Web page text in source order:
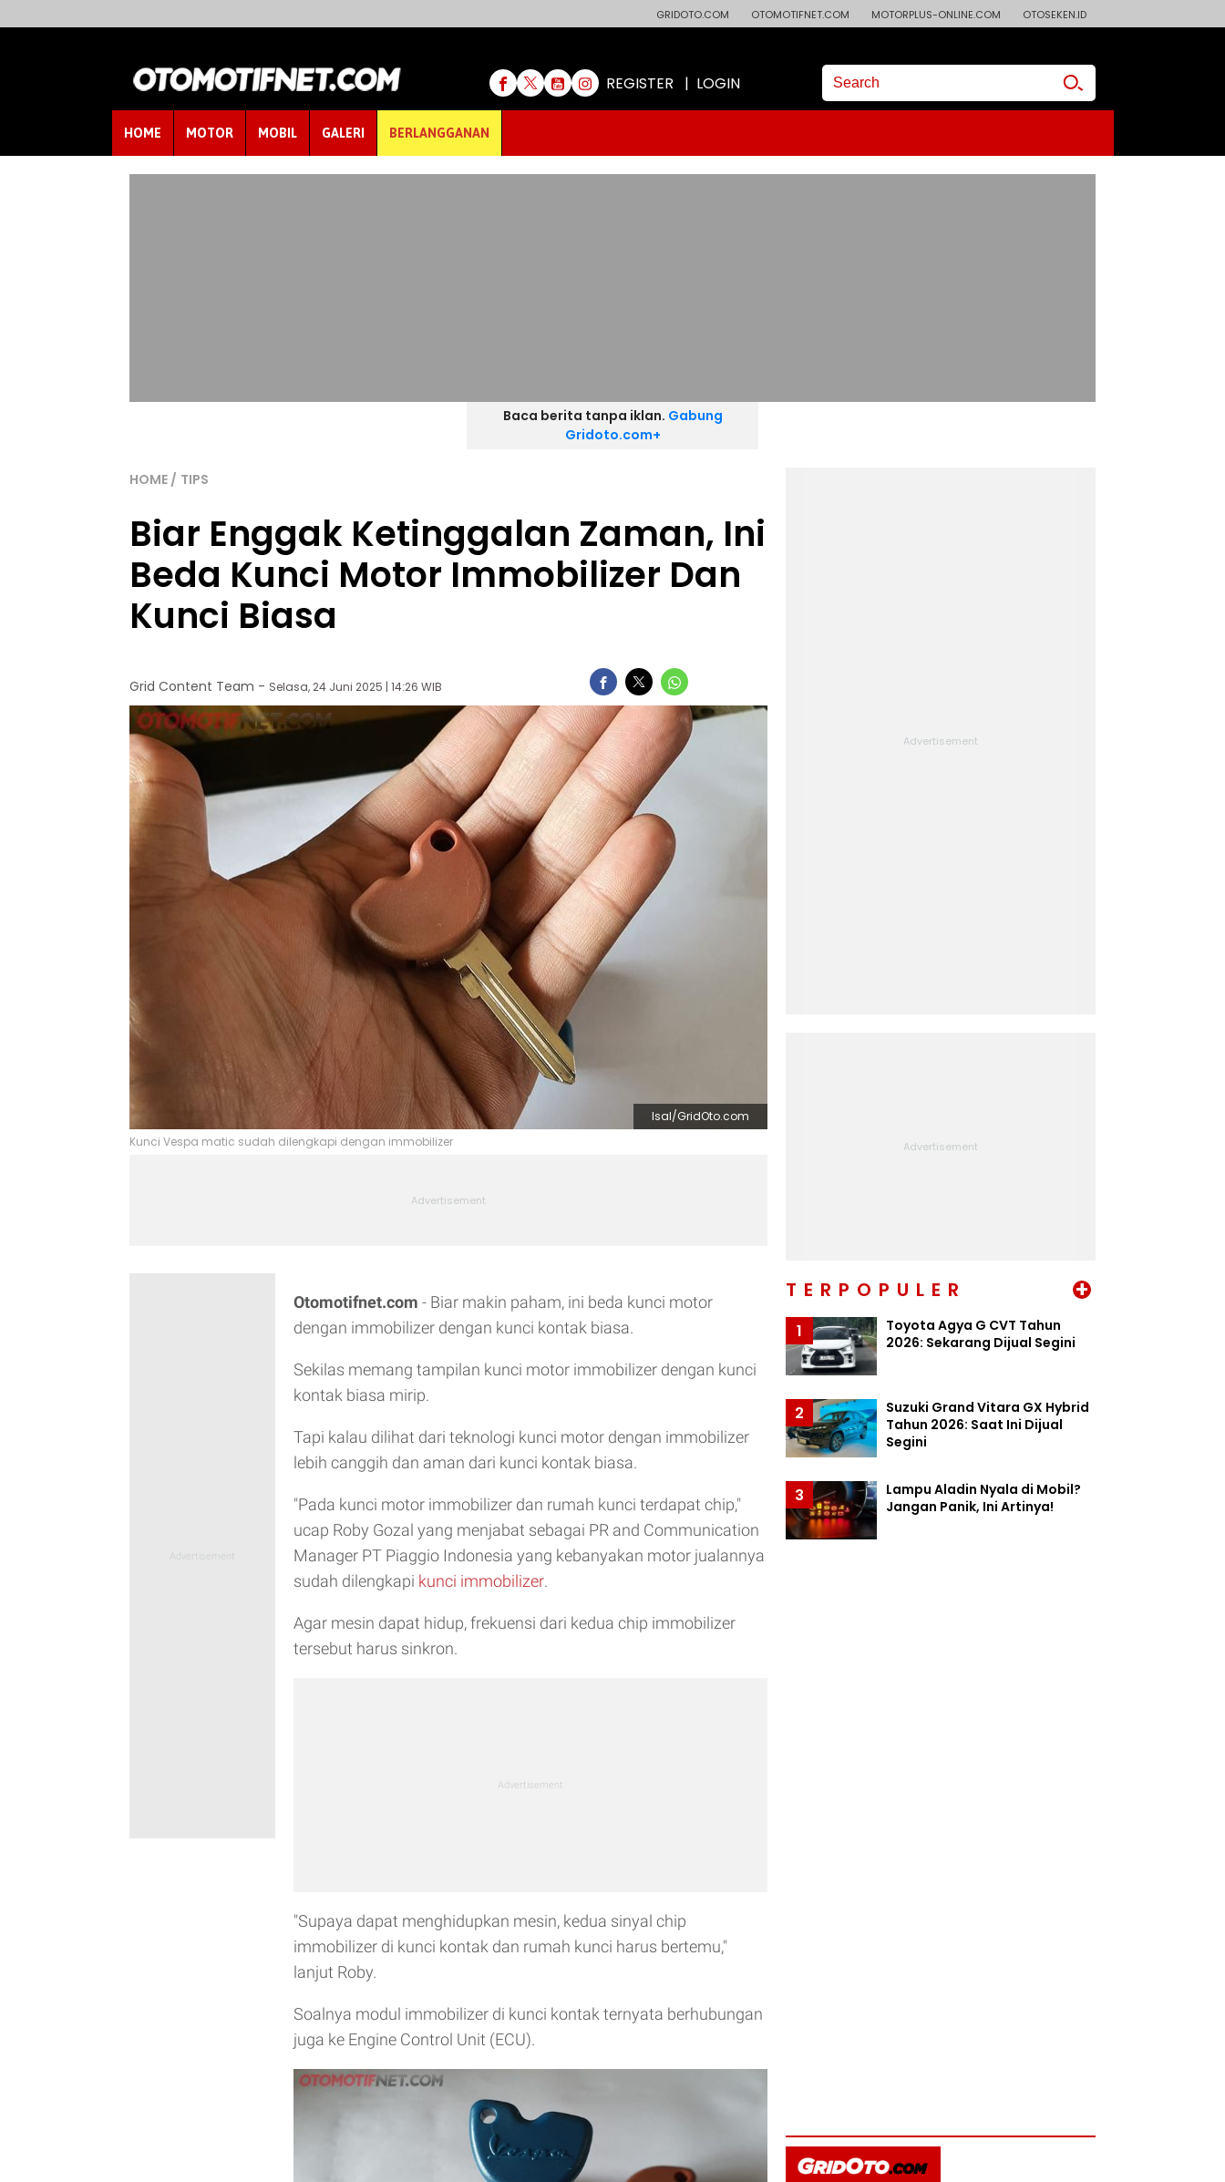
GRIDOTO.COM OTOMOTIFNET.COM MOTORPLUS-ONLINE.COM OTOSEKEN.ID
REGISTER | LOGIN
HOME MOTOR MOBIL GALERI BERLANGGANAN
Baca berita tanpa iklan. Gabung
Gridoto.com+
HOME TIPS
Biar Enggak Ketinggalan Zaman, Ini
Beda Kunci Motor Immobilizer Dan
Kunci Biasa
Grid Content Team - Selasa, 24 Juni 2025 | 14:26 WIB
Isal/GridOto.com
Kunci Vespa matic sudah dilengkapi dengan immobilizer
Otomotifnet.com - Biar makin paham, ini beda kunci motor
dengan immobilizer dengan kunci kontak biasa.
Sekilas memang tampilan kunci motor immobilizer dengan kunci
kontak biasa mirip.
Tapi kalau dilihat dari teknologi kunci motor dengan immobilizer
lebih canggih dan aman dari kunci kontak biasa.
"Pada kunci motor immobilizer dan rumah kunci terdapat chip,"
ucap Roby Gozal yang menjabat sebagai PR and Communication
Manager PT Piaggio Indonesia yang kebanyakan motor jualannya
sudah dilengkapi kunci immobilizer.
Agar mesin dapat hidup, frekuensi dari kedua chip immobilizer
tersebut harus sinkron.
"Supaya dapat menghidupkan mesin, kedua sinyal chip
immobilizer di kunci kontak dan rumah kunci harus bertemu,"
lanjut Roby.
Soalnya modul immobilizer di kunci kontak ternyata berhubungan
juga ke Engine Control Unit (ECU).
TERPOPULER +
1
Toyota Agya G CVT Tahun
2026: Sekarang Dijual Segini
2
Suzuki Grand Vitara GX Hybrid
Tahun 2026: Saat Ini Dijual
Segini
3
Lampu Aladin Nyala di Mobil?
Jangan Panik, Ini Artinya!